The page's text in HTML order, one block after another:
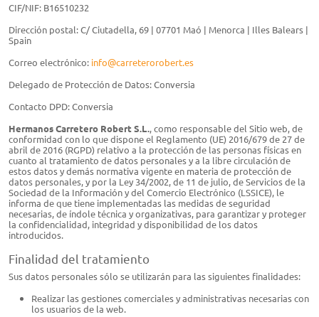
CIF/NIF: B16510232
Dirección postal: C/ Ciutadella, 69 | 07701 Maó | Menorca | Illes Balears |
Spain
Correo electrónico: info@carreterorobert.es
Delegado de Protección de Datos: Conversia
Contacto DPD: Conversia
Hermanos Carretero Robert S.L.​​, como responsable del Sitio web, de
conformidad con lo que dispone el Reglamento (UE) 2016/679 de 27 de
abril de 2016 (RGPD) relativo a la protección de las personas físicas en
cuanto al tratamiento de datos personales y a la libre circulación de
estos datos y demás normativa vigente en materia de protección de
datos personales, y por la Ley 34/2002, de 11 de julio, de Servicios de la
Sociedad de la Información y del Comercio Electrónico (LSSICE), le
informa de que tiene implementadas las medidas de seguridad
necesarias, de índole técnica y organizativas, para garantizar y proteger
la confidencialidad, integridad y disponibilidad de los datos
introducidos.
Finalidad del tratamiento
Sus datos personales sólo se utilizarán para las siguientes finalidades:
Realizar las gestiones comerciales y administrativas necesarias con
los usuarios de la web.